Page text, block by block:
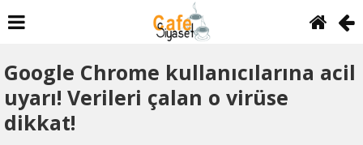
Google Chrome kullanıcılarına acil
uyarı! Verileri çalan o virüse
dikkat!